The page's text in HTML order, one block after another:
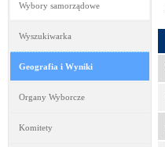
Wybory samorządowe
Wyszukiwarka
Geografia i Wyniki
Organy Wyborcze
Komitety